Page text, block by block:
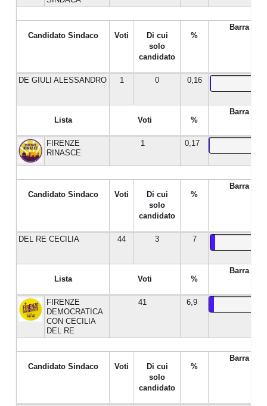
Candidato Sindaco Voti
Di cui
solo
candidato
%
Barra %
DE GIULI ALESSANDRO 1 0 0,16
Lista Voti %
Barra %
FIRENZE
RINASCE
1 0,17
Candidato Sindaco Voti
Di cui
solo
candidato
%
Barra %
DEL RE CECILIA 44 3 7
Lista Voti %
Barra %
FIRENZE
DEMOCRATICA
CON CECILIA
DEL RE
41 6,9
Candidato Sindaco Voti
Di cui
solo
candidato
%
Barra %